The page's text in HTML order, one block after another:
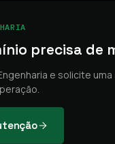
precisa de
e solicite